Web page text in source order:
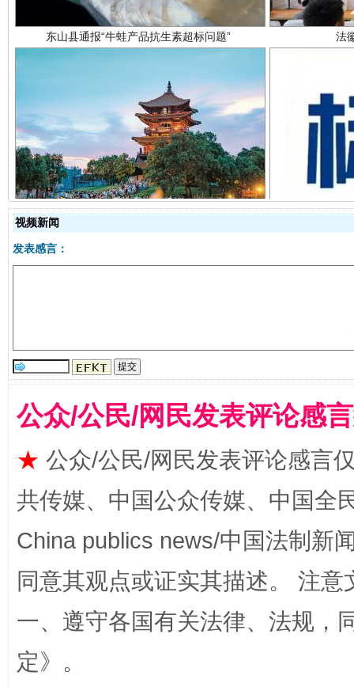
千年窑火 生生不息
揭开“小金库”的免责幌子
视频新闻
发表感言：
公众/公民/网民发表评论感
★ 公众/公民/网民发表评论感言
共传媒、中国公众传媒、中国全
China publics news/中国法制新
同意其观点或证实其描述。 注
一、遵守各国有关法律、法规，
定》。